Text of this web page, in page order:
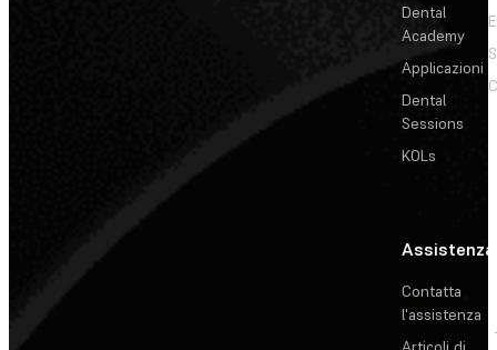
Dental
Academy
Applicazioni
Dental
Sessions
KOLs
Assistenza
Contatta
l'assistenza